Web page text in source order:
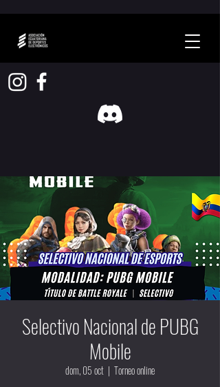
Selectivo Nacional de PUBG
Mobile
dom, 05 oct
  |
Torneo online